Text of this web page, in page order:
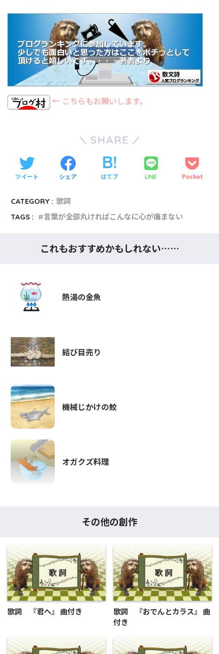
← こちらもお願いします。
SHARE
ツイート シェア はてブ LINE Pocket
CATEGORY : 歌詞
TAGS :
言葉が全部丸ければこんなに心が痛まない
これもおすすめかもしれない……
熱湯の金魚
結び目売り
機械じかけの鮫
オガクズ料理
その他の創作
歌詞 『君へ』 曲付き
歌詞 『おでんとカラス』 曲
付き